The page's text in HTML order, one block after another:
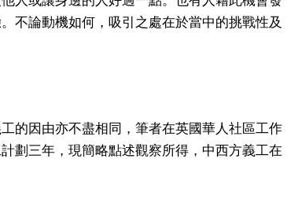
不論動機如何，吸引之處在於當中的挑戰性及
的因由亦不盡相同，筆者在英國華人社區工作
劃三年，現簡略點述觀察所得，中西方義工在